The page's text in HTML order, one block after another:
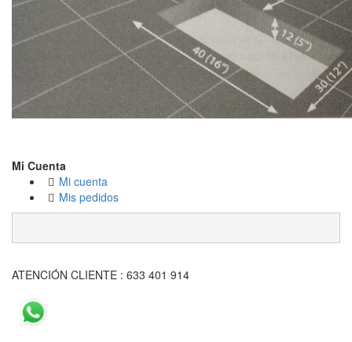
Mi Cuenta
Mi cuenta
Mis pedidos
ATENCIÓN CLIENTE : 633 401 914